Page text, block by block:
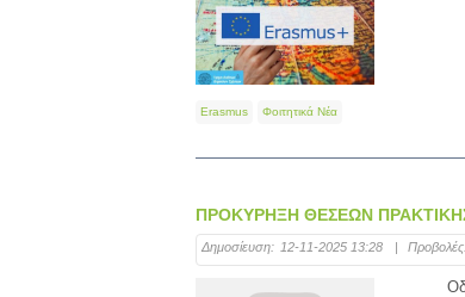
Erasmus Φοιτητικά Νέα
ΠΡΟΚΥΡΗΞΗ ΘΕΣΕΩΝ
Δημοσίευση: 12-11-2025 13:28 |